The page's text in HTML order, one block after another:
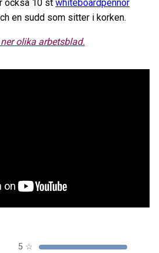
också 10 st whiteboardpennor
en sudd som sitter i korken.
olika arbetsblad.
5 ☆